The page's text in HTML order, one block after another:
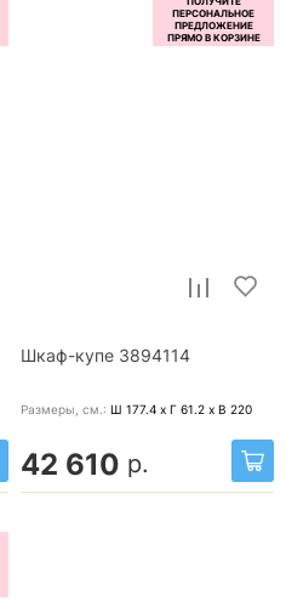
Шкаф-купе 3894114
Размеры, cм.: Ш 177.4 x Г 61.2 x В 220
42 610 р.